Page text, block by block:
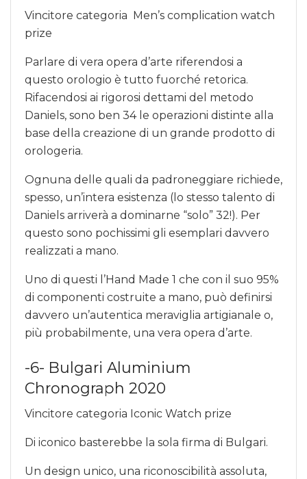
Vincitore categoria Men’s complication watch
prize
Parlare di vera opera d’arte riferendosi a
questo orologio è tutto fuorché retorica.
Rifacendosi ai rigorosi dettami del metodo
Daniels, sono ben 34 le operazioni distinte alla
base della creazione di un grande prodotto di
orologeria.
Ognuna delle quali da padroneggiare richiede,
spesso, un’intera esistenza (lo stesso talento di
Daniels arriverà a dominarne “solo” 32!). Per
questo sono pochissimi gli esemplari davvero
realizzati a mano.
Uno di questi l’Hand Made 1 che con il suo 95%
di componenti costruite a mano, può definirsi
davvero un’autentica meraviglia artigianale o,
più probabilmente, una vera opera d’arte.
-6- Bulgari Aluminium
Chronograph 2020
Vincitore categoria Iconic Watch prize
Di iconico basterebbe la sola firma di Bulgari.
Un design unico, una riconoscibilità assoluta,